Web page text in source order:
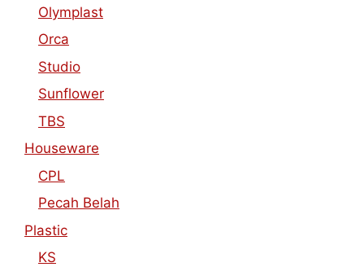
Olymplast
Orca
Studio
Sunflower
TBS
Houseware
CPL
Pecah Belah
Plastic
KS